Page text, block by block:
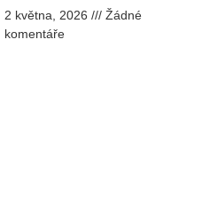
2 května, 2026
Žádné
komentáře